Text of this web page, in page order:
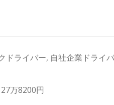
ドライバー, 自社企業ドライ
万8200円